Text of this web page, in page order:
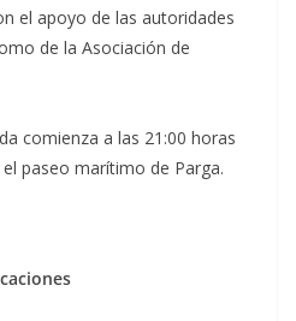
el apoyo de las autoridades
de la Asociación de
comienza a las 21:00 horas
paseo marítimo de Parga.